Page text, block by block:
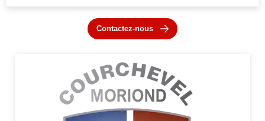
Contactez-nous